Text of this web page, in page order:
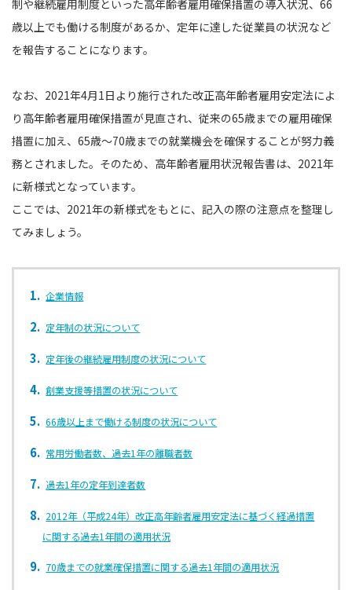
制や継続雇用制度といった高年齢者雇用確保措置の導入状況、66
歳以上でも働ける制度があるか、定年に達した従業員の状況など
を報告することになります。
なお、2021年4月1日より施行された改正高年齢者雇用安定法によ
り高年齢者雇用確保措置が見直され、従来の65歳までの雇用確保
措置に加え、65歳〜70歳までの就業機会を確保することが努力義
務とされました。そのため、高年齢者雇用状況報告書は、2021年
に新様式となっています。
ここでは、2021年の新様式をもとに、記入の際の注意点を整理し
てみましょう。
企業情報
定年制の状況について
定年後の継続雇⽤制度の状況について
創業支援等措置の状況について
66歳以上まで働ける制度の状況について
常⽤労働者数、過去1年の離職者数
過去1年の定年到達者数
2012年（平成24年）改正高年齢者雇用安定法に基づく経過措置
に関する過去1年間の適⽤状況
70歳までの就業確保措置に関する過去1年間の適用状況